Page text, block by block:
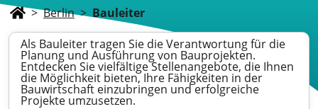
> Berlin > Bauleiter
Als Bauleiter tragen Sie die Verantwortung für die
Planung und Ausführung von Bauprojekten.
Entdecken Sie vielfältige Stellenangebote, die Ihnen
die Möglichkeit bieten, Ihre Fähigkeiten in der
Bauwirtschaft einzubringen und erfolgreiche
Projekte umzusetzen.